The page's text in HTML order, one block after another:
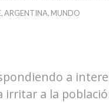
,ARGENTINA, MUNDO
a
irritar a la